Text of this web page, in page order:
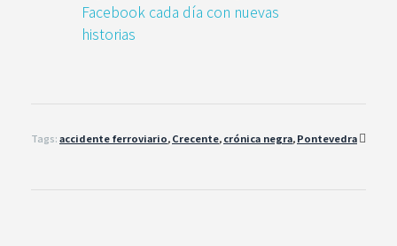
Facebook cada día con nuevas
historias
Tags:accidente ferroviario,Crecente,crónica negra,Pontevedra